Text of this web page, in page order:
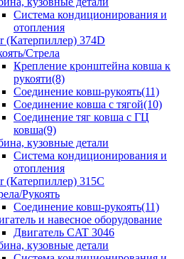
Система кондиционирования и
отопления
(Катерпиллер) 374D
Стрела
Крепление кронштейна ковша к
рукояти(8)
Соединение ковш-рукоять(11)
Соединение ковша с тягой(10)
Соединение тяг ковша с ГЦ
ковша(9)
кузовные детали
Система кондиционирования и
отопления
(Катерпиллер) 315C
Рукоять
Соединение ковш-рукоять(11)
и навесное оборудование
Двигатель CAT 3046
кузовные детали